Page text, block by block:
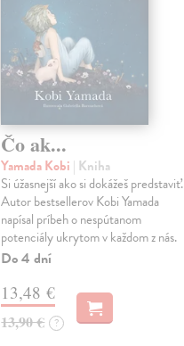
Čo ak...
Yamada Kobi | Kniha
Si úžasnejší ako si dokážeš predstaviť.
Autor bestsellerov Kobi Yamada
napísal príbeh o nespútanom
potenciály ukrytom v každom z nás.
Do 4 dní
13,48 €
13,90 € ?